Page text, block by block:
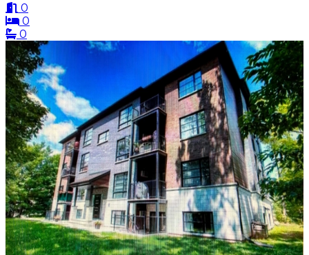
0
0
0